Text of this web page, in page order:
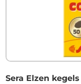
Sera Elzen kegels